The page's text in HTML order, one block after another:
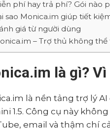
phí hay trả phí? Gói nào
sao Monica.im giúp tiết
giá từ người dùng
– Trợ thủ không
là gì?
là nền tảng trợ lý
1.5. Công cụ này
email và thậm chí